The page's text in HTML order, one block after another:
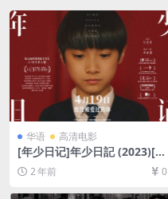
华语 高清电影
[年少日记]年少日記 (2023)[百
度网盘+夸克网盘1080P超清
未删减资源][网盘在线播放/下
载][MP4/7.18GB][粤语中字]
2 年前 0